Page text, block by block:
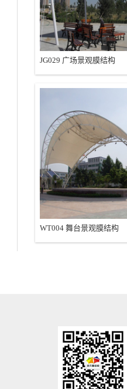
JG029 广场景观膜结构
WT004 舞台景观膜结构